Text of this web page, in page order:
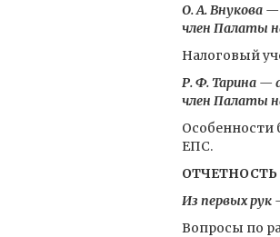
О. А. Внукова
член Палаты
Налоговый
Р. Ф. Тарина —
член Палаты
Особенности
ЕПС.
ОТЧЕТНОСТЬ
Из первых
Вопросы по